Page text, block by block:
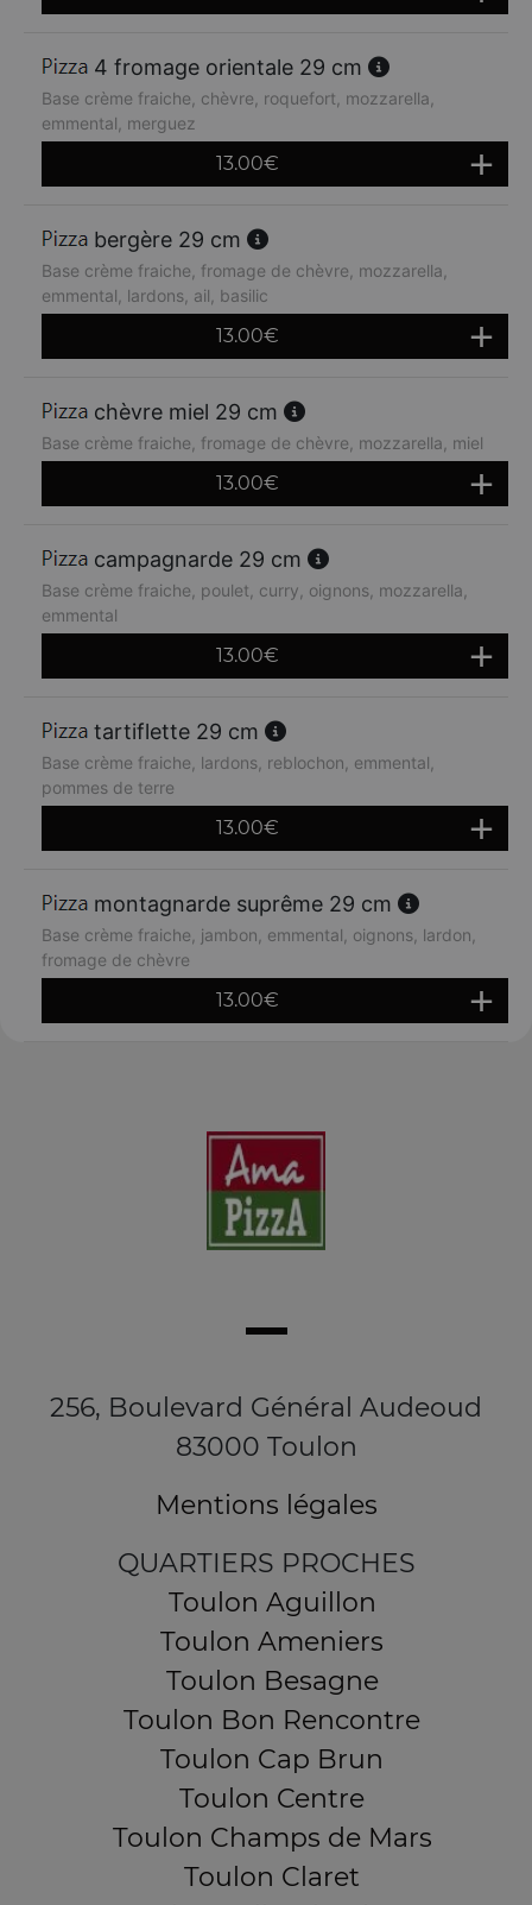
4 fromage orientale 29 cm
Base crème fraiche, chèvre, roquefort, mozzarella,
emmental, merguez
13.00€
bergère 29 cm
Base crème fraiche, fromage de chèvre, mozzarella,
emmental, lardons, ail, basilic
13.00€
chèvre miel 29 cm
Base crème fraiche, fromage de chèvre, mozzarella, miel
13.00€
campagnarde 29 cm
Base crème fraiche, poulet, curry, oignons, mozzarella,
emmental
13.00€
tartiflette 29 cm
Base crème fraiche, lardons, reblochon, emmental,
pommes de terre
13.00€
montagnarde suprême 29 cm
Base crème fraiche, jambon, emmental, oignons, lardon,
fromage de chèvre
13.00€
256, Boulevard Général Audeoud
83000 Toulon
Mentions légales
QUARTIERS PROCHES
Toulon Aguillon
Toulon Ameniers
Toulon Besagne
Toulon Bon Rencontre
Toulon Cap Brun
Toulon Centre
Toulon Champs de Mars
Toulon Claret